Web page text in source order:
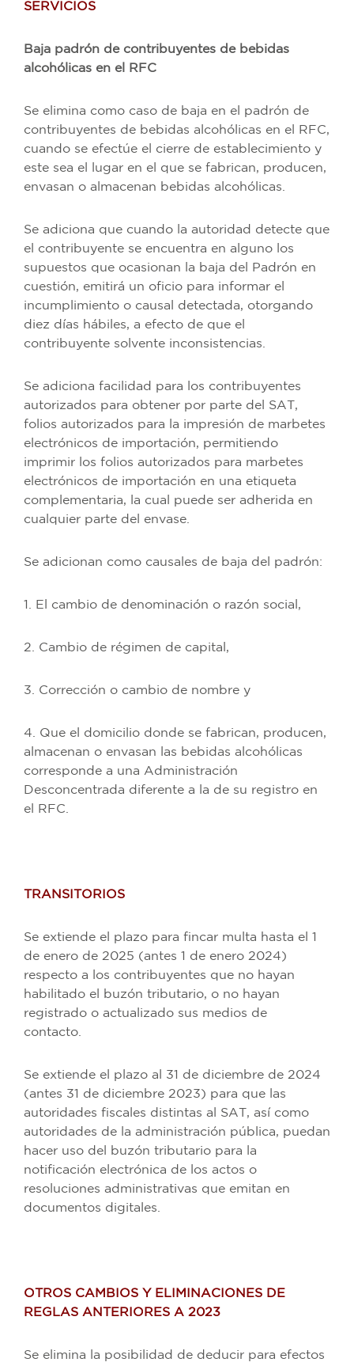
SERVICIOS
Baja padrón de contribuyentes de bebidas
alcohólicas en el RFC
Se elimina como caso de baja en el padrón de
contribuyentes de bebidas alcohólicas en el RFC,
cuando se efectúe el cierre de establecimiento y
este sea el lugar en el que se fabrican, producen,
envasan o almacenan bebidas alcohólicas.
Se adiciona que cuando la autoridad detecte que
el contribuyente se encuentra en alguno los
supuestos que ocasionan la baja del Padrón en
cuestión, emitirá un oficio para informar el
incumplimiento o causal detectada, otorgando
diez días hábiles, a efecto de que el
contribuyente solvente inconsistencias.
Se adiciona facilidad para los contribuyentes
autorizados para obtener por parte del SAT,
folios autorizados para la impresión de marbetes
electrónicos de importación, permitiendo
imprimir los folios autorizados para marbetes
electrónicos de importación en una etiqueta
complementaria, la cual puede ser adherida en
cualquier parte del envase.
Se adicionan como causales de baja del padrón:
1. El cambio de denominación o razón social,
2. Cambio de régimen de capital,
3. Corrección o cambio de nombre y
4. Que el domicilio donde se fabrican, producen,
almacenan o envasan las bebidas alcohólicas
corresponde a una Administración
Desconcentrada diferente a la de su registro en
el RFC.
TRANSITORIOS
Se extiende el plazo para fincar multa hasta el 1
de enero de 2025 (antes 1 de enero 2024)
respecto a los contribuyentes que no hayan
habilitado el buzón tributario, o no hayan
registrado o actualizado sus medios de
contacto.
Se extiende el plazo al 31 de diciembre de 2024
(antes 31 de diciembre 2023) para que las
autoridades fiscales distintas al SAT, así como
autoridades de la administración pública, puedan
hacer uso del buzón tributario para la
notificación electrónica de los actos o
resoluciones administrativas que emitan en
documentos digitales.
OTROS CAMBIOS Y ELIMINACIONES DE
REGLAS ANTERIORES A 2023
Se elimina la posibilidad de deducir para efectos